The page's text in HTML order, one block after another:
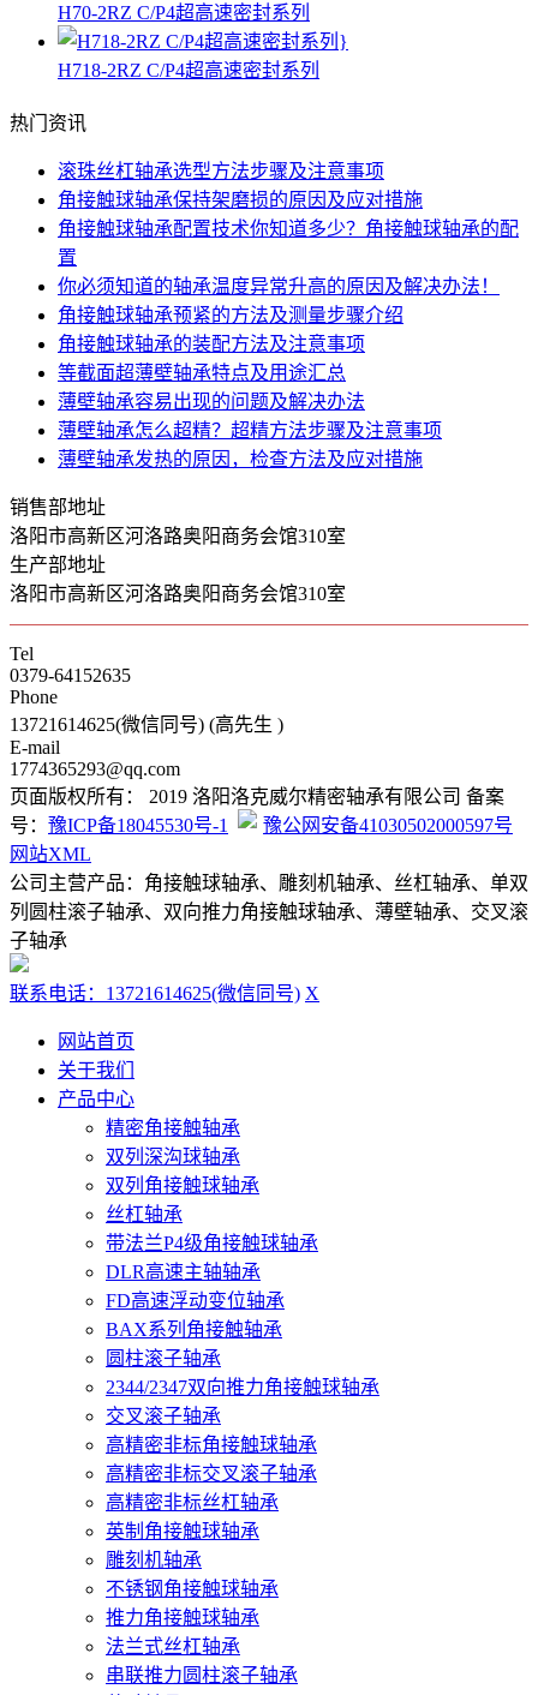
H70-2RZ C/P4超高速密封系列
H718-2RZ C/P4超高速密封系列
热门资讯
滚珠丝杠轴承选型方法步骤及注意事项
角接触球轴承保持架磨损的原因及应对措施
角接触球轴承配置技术你知道多少？角接触球轴承的配
置
你必须知道的轴承温度异常升高的原因及解决办法！
角接触球轴承预紧的方法及测量步骤介绍
角接触球轴承的装配方法及注意事项
等截面超薄壁轴承特点及用途汇总
薄壁轴承容易出现的问题及解决办法
薄壁轴承怎么超精？超精方法步骤及注意事项
薄壁轴承发热的原因，检查方法及应对措施
销售部地址
洛阳市高新区河洛路奥阳商务会馆310室
生产部地址
洛阳市高新区河洛路奥阳商务会馆310室
Tel
0379-64152635
Phone
13721614625(微信同号) (高先生 )
E-mail
1774365293@qq.com
页面版权所有： 2019 洛阳洛克威尔精密轴承有限公司 备案
号： 豫ICP备18045530号-1
豫公网安备41030502000597号
网站XML
公司主营产品：角接触球轴承、雕刻机轴承、丝杠轴承、单双
列圆柱滚子轴承、双向推力角接触球轴承、薄壁轴承、交叉滚
子轴承
联系电话：13721614625(微信同号) X
网站首页
关于我们
产品中心
精密角接触轴承
双列深沟球轴承
双列角接触球轴承
丝杠轴承
带法兰P4级角接触球轴承
DLR高速主轴轴承
FD高速浮动变位轴承
BAX系列角接触轴承
圆柱滚子轴承
2344/2347双向推力角接触球轴承
交叉滚子轴承
高精密非标角接触球轴承
高精密非标交叉滚子轴承
高精密非标丝杠轴承
英制角接触球轴承
雕刻机轴承
不锈钢角接触球轴承
推力角接触球轴承
法兰式丝杠轴承
串联推力圆柱滚子轴承